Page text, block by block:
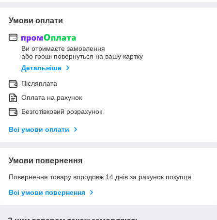
Умови оплати
Ви отримаєте замовлення
або гроші повернуться на вашу картку
Детальніше
Післяплата
Оплата на рахунок
Безготівковий розрахунок
Всі умови оплати
Умови повернення
Повернення товару впродовж 14 днів за рахунок покупця
Всі умови повернення